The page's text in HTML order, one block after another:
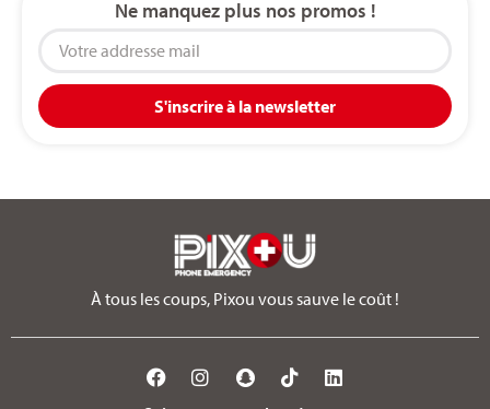
Ne manquez plus nos promos !
S'inscrire à la newsletter
À tous les coups, Pixou vous sauve le coût !